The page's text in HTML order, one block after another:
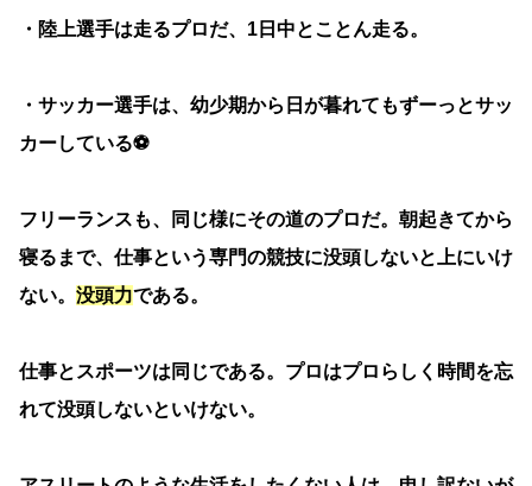
・陸上選手は走るプロだ、1日中とことん走る。
・サッカー選手は、幼少期から日が暮れてもずーっとサッ
カーしている⚽️
フリーランスも、同じ様にその道のプロだ。朝起きてから
寝るまで、仕事という専門の競技に没頭しないと上にいけ
ない。 没頭力である。
仕事とスポーツは同じである。プロはプロらしく時間を忘
れて没頭しないといけない。